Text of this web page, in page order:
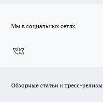
Мы в социальных сетях
Обзорные статьи и пресс-релизы